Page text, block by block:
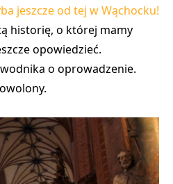
jeszcze od tej w Wąchocku!
historię, o której mamy
opowiedzieć.
o oprowadzenie.